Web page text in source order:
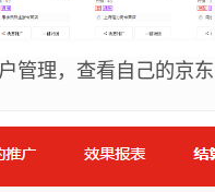
管理，查看自己的京东